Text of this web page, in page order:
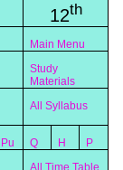
12th
Main Menu
Study
Materials
All Syllabus
Pu Q H
P
All Time Table